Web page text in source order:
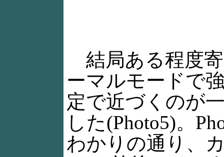
結局ある程度
ーマルモードで
定で近づくのが
した(Photo5)。
わかりの通り、